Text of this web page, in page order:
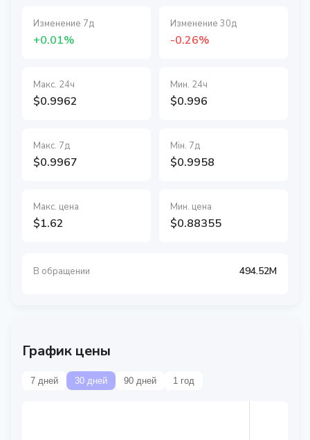
Изменение 7д
+0.01%
Изменение 30д
-0.26%
Макс. 24ч
$0.9962
Мин. 24ч
$0.996
Макс. 7д
$0.9967
Мін. 7д
$0.9958
Макс. цена
$1.62
Мин. цена
$0.88355
В обращении 494.52M
График цены
7 дней 30 дней 90 дней 1 год